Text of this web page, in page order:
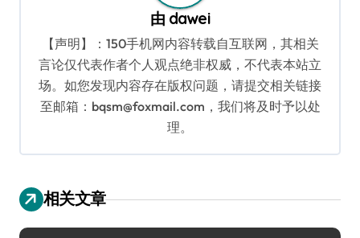
由 dawei
【声明】：150手机网内容转载自互联网，其相关
言论仅代表作者个人观点绝非权威，不代表本站立
场。如您发现内容存在版权问题，请提交相关链接
至邮箱：bqsm@foxmail.com，我们将及时予以处
理。
相关文章